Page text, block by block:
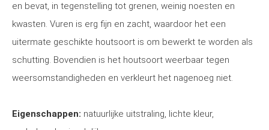
en bevat, in tegenstelling tot grenen, weinig noesten en
kwasten. Vuren is erg fijn en zacht, waardoor het een
uitermate geschikte houtsoort is om bewerkt te worden als
schutting. Bovendien is het houtsoort weerbaar tegen
weersomstandigheden en verkleurt het nagenoeg niet.
Eigenschappen: natuurlijke uitstraling, lichte kleur,